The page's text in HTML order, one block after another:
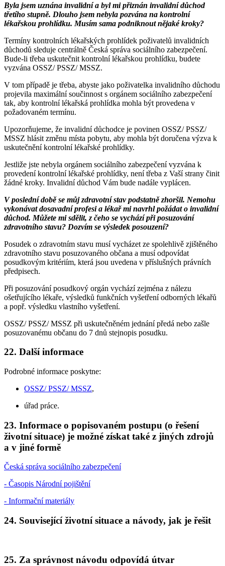
Byla jsem uznána invalidní a byl mi přiznán invalidní důchod
třetího stupně. Dlouho jsem nebyla pozvána na kontrolní
lékařskou prohlídku. Musím sama podniknout nějaké kroky?
Termíny kontrolních lékařských prohlídek poživatelů invalidních
důchodů sleduje centrálně Česká správa sociálního zabezpečení.
Bude-li třeba uskutečnit kontrolní lékařskou prohlídku, budete
vyzvána OSSZ/ PSSZ/ MSSZ.
V tom případě je třeba, abyste jako poživatelka invalidního důchodu
projevila maximální součinnost s orgánem sociálního zabezpečení
tak, aby kontrolní lékařská prohlídka mohla být provedena v
požadovaném termínu.
Upozorňujeme, že invalidní důchodce je povinen OSSZ/ PSSZ/
MSSZ hlásit změnu místa pobytu, aby mohla být doručena výzva k
uskutečnění kontrolní lékařské prohlídky.
Jestliže jste nebyla orgánem sociálního zabezpečení vyzvána k
provedení kontrolní lékařské prohlídky, není třeba z Vaší strany činit
žádné kroky. Invalidní důchod Vám bude nadále vyplácen.
V poslední době se můj zdravotní stav podstatně zhoršil. Nemohu
vykonávat dosavadní profesi a lékař mi navrhl požádat o invalidní
důchod. Můžete mi sdělit, z čeho se vychází při posuzování
zdravotního stavu? Dozvím se výsledek posouzení?
Posudek o zdravotním stavu musí vycházet ze spolehlivě zjištěného
zdravotního stavu posuzovaného občana a musí odpovídat
posudkovým kritériím, která jsou uvedena v příslušných právních
předpisech.
Při posuzování posudkový orgán vychází zejména z nálezu
ošetřujícího lékaře, výsledků funkčních vyšetření odborných lékařů
a popř. výsledku vlastního vyšetření.
OSSZ/ PSSZ/ MSSZ při uskutečněném jednání předá nebo zašle
posuzovanému občanu do 7 dnů stejnopis posudku.
22. Další informace
Podrobné informace poskytne:
OSSZ/ PSSZ/ MSSZ,
úřad práce.
23. Informace o popisovaném postupu (o řešení
životní situace) je možné získat také z jiných zdrojů
a v jiné formě
Česká správa sociálního zabezpečení
- Časopis Národní pojištění
- Informační materiály
24. Související životní situace a návody, jak je řešit
25. Za správnost návodu odpovídá útvar